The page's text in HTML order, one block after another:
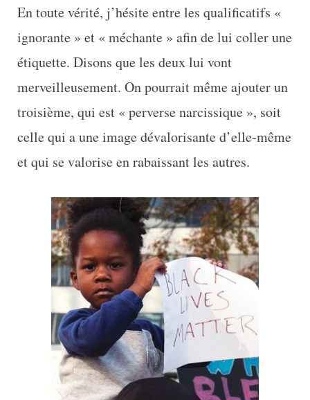
En toute vérité, j’hésite entre les qualificatifs «
ignorante » et « méchante » afin de lui coller une
étiquette. Disons que les deux lui vont
merveilleusement. On pourrait même ajouter un
troisième, qui est « perverse narcissique », soit
celle qui a une image dévalorisante d’elle-même
et qui se valorise en rabaissant les autres.